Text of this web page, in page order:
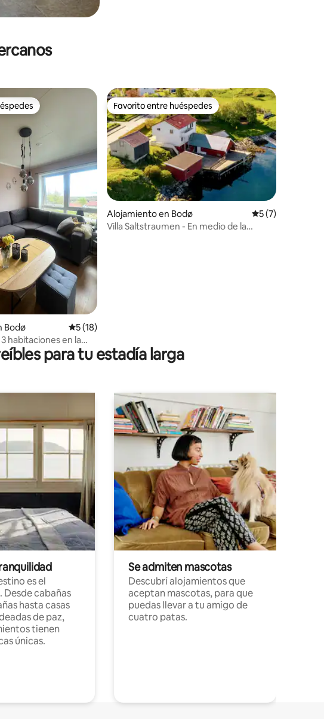
28 evaluaciones
Bodø Calificación promedio: 5 de 5. 18 evaluaciones
5 (18)
habitaciones en la
Favorito entre huéspedes
Favorito entre huéspedes
Alojamiento en Bodø Calificación
5 (7)
Villa Saltstraumen - En medio de la
para tu estadía larga
es el
cabañas
hasta casas
de paz,
tienen
únicas.
Se admiten mascotas
Descubrí alojamientos que
aceptan mascotas, para que
puedas llevar a tu amigo de
cuatro patas.